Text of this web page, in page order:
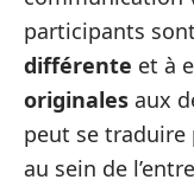
participants
différente et à
originales aux
peut se traduire
au sein de